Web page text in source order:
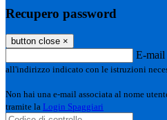
Recupero password
button close ×
E-mail
all'indirizzo indicato con le istruzioni
Non hai una e-mail associata al nome
tramite la Login Spaggiari